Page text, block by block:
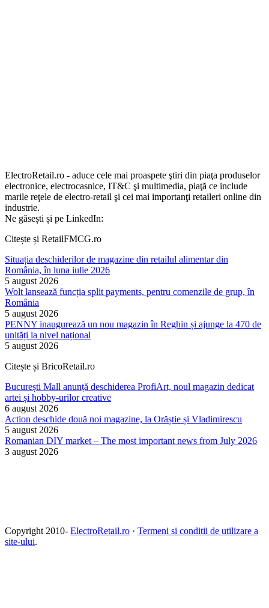
ElectroRetail.ro - aduce cele mai proaspete ştiri din piaţa produselor
electronice, electrocasnice, IT&C şi multimedia, piaţă ce include
marile reţele de electro-retail şi cei mai importanţi retaileri online din
industrie.
Ne găsești și pe LinkedIn:
Citește și RetailFMCG.ro
Situația deschiderilor de magazine din retailul alimentar din
România, în luna iulie 2026
5 august 2026
Wolt lansează funcția split payments, pentru comenzile de grup, în
România
5 august 2026
PENNY inaugurează un nou magazin în Reghin și ajunge la 470 de
unități la nivel național
5 august 2026
Citește și BricoRetail.ro
București Mall anunță deschiderea ProfiArt, noul magazin dedicat
artei și hobby-urilor creative
6 august 2026
Action deschide două noi magazine, la Orăștie și Vladimirescu
5 august 2026
Romanian DIY market – The most important news from July 2026
3 august 2026
Copyright 2010- ElectroRetail.ro · Termeni si conditii de utilizare a
site-ului.